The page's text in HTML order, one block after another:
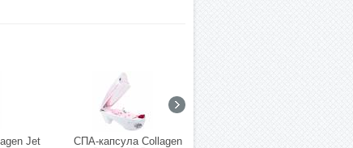
Jet
СПА-капсула Collagen